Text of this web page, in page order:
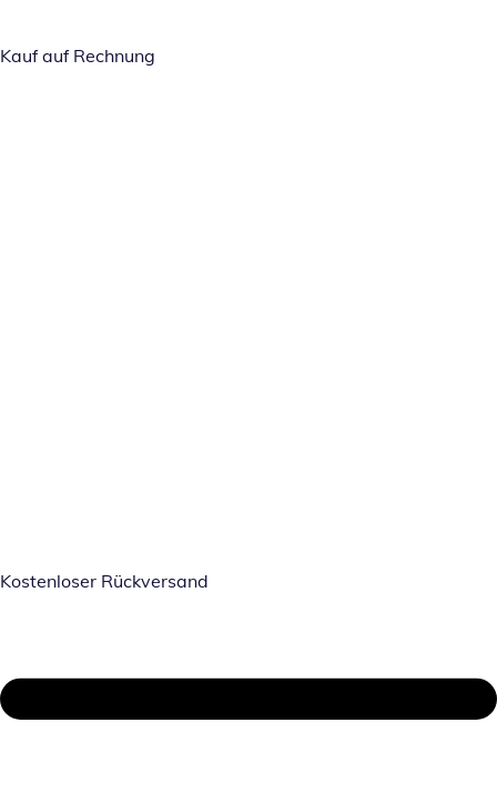
Kauf auf Rechnung
Kostenloser Rückversand